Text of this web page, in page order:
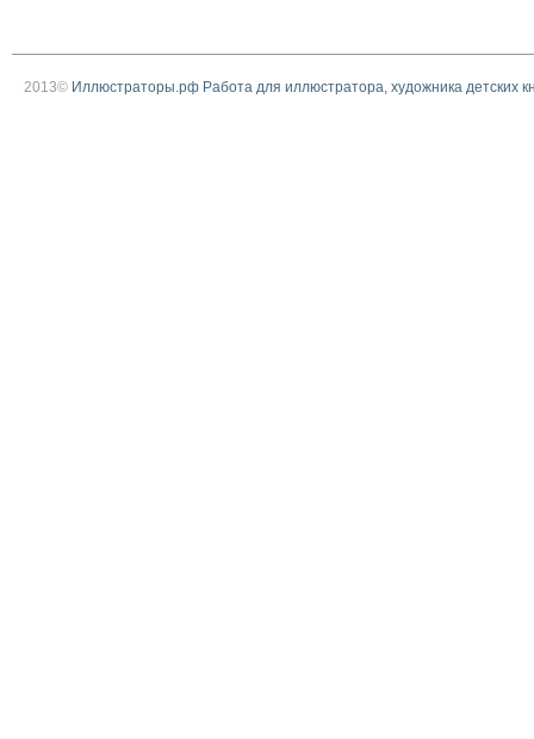
2013© Иллюстраторы.рф Работа для иллюстратора, художника детских